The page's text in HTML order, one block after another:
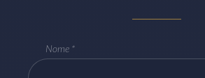
Nome